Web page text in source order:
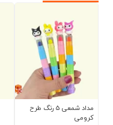
مداد شمعی 5 رنگ طرح
کرومی